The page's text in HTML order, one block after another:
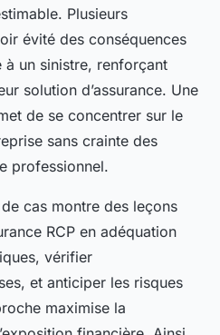
Plusieurs
évité des conséquences
un sinistre, renforçant
solution d’assurance. Une
de se concentrer sur le
sans crainte des
professionnel.
cas montre des leçons
RCP en adéquation
vérifier
et anticiper les risques
maximise la